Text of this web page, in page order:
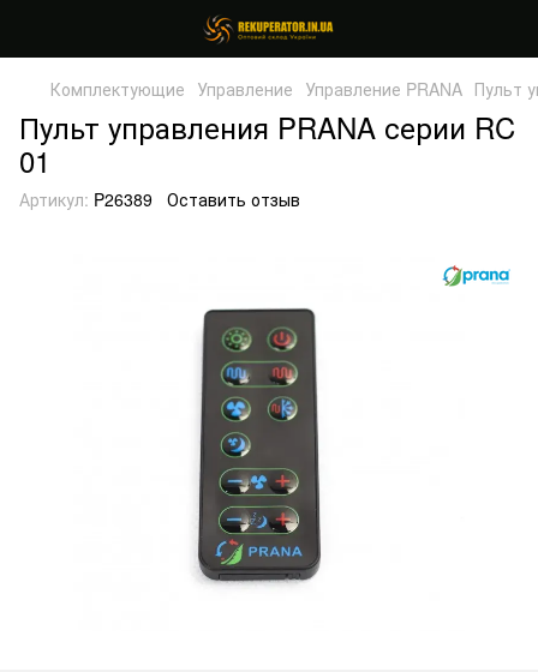
Комплектующие Управление Управление PRANA Пульт
Пульт управления PRANA серии RC
01
Артикул: P26389 Оставить отзыв